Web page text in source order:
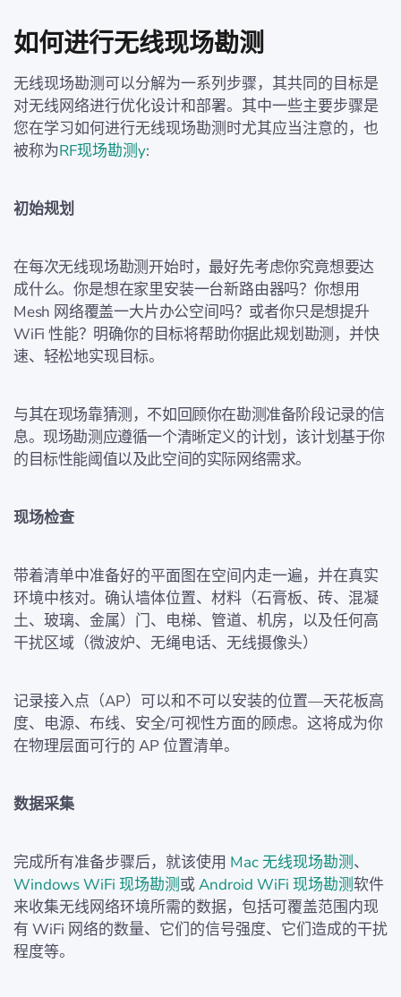
如何进行无线现场勘测
无线现场勘测可以分解为一系列步骤，其共同的目标是
对无线网络进行优化设计和部署。其中一些主要步骤是
您在学习如何进行无线现场勘测时尤其应当注意的，也
被称为RF现场勘测y:
初始规划
在每次无线现场勘测开始时，最好先考虑你究竟想要达
成什么。你是想在家里安装一台新路由器吗？你想用
Mesh 网络覆盖一大片办公空间吗？或者你只是想提升
WiFi 性能？明确你的目标将帮助你据此规划勘测，并快
速、轻松地实现目标。
与其在现场靠猜测，不如回顾你在勘测准备阶段记录的信
息。现场勘测应遵循一个清晰定义的计划，该计划基于你
的目标性能阈值以及此空间的实际网络需求。
现场检查
带着清单中准备好的平面图在空间内走一遍，并在真实
环境中核对。确认墙体位置、材料（石膏板、砖、混凝
土、玻璃、金属）门、电梯、管道、机房，以及任何高
干扰区域（微波炉、无绳电话、无线摄像头）
记录接入点（AP）可以和不可以安装的位置—天花板高
度、电源、布线、安全/可视性方面的顾虑。这将成为你
在物理层面可行的 AP 位置清单。
数据采集
完成所有准备步骤后，就该使用 Mac 无线现场勘测、
Windows WiFi 现场勘测或Android WiFi 现场勘测软件
来收集无线网络环境所需的数据，包括可覆盖范围内现
有 WiFi 网络的数量、它们的信号强度、它们造成的干扰
程度等。